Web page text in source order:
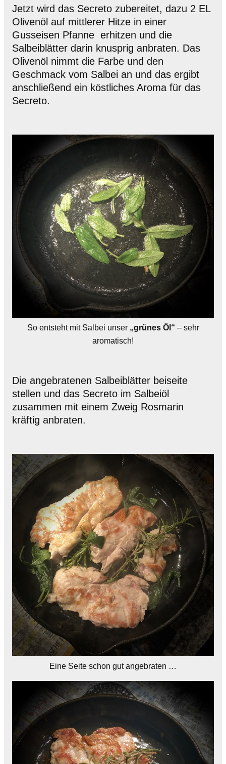
Jetzt wird das Secreto zubereitet, dazu 2 EL
Olivenöl auf mittlerer Hitze in einer
Gusseisen Pfanne erhitzen und die
Salbeiblätter darin knusprig anbraten. Das
Olivenöl nimmt die Farbe und den
Geschmack vom Salbei an und das ergibt
anschließend ein köstliches Aroma für das
Secreto.
So entsteht mit Salbei unser „grünes Öl“ – sehr
aromatisch!
Die angebratenen Salbeiblätter beiseite
stellen und das Secreto im Salbeiöl
zusammen mit einem Zweig Rosmarin
kräftig anbraten.
Eine Seite schon gut angebraten …